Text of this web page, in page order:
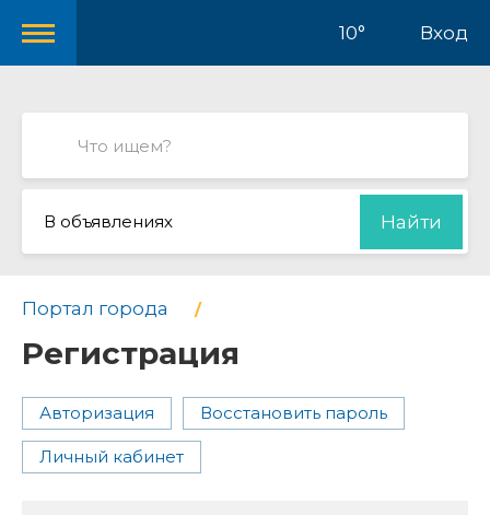
10° Вход
В объявлениях Найти
Портал города
Регистрация
Авторизация Восстановить пароль
Личный кабинет